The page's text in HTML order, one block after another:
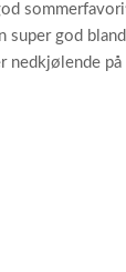
super god
nedkjølende